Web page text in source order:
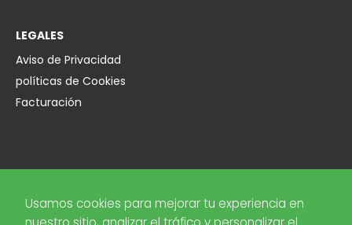
LEGALES
Aviso de Privacidad
políticas de Cookies
Facturación
Sobre Nosotros
Usamos cookies para mejorar tu experiencia en